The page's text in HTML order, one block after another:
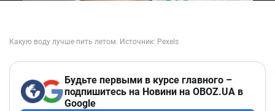
Будьте первыми в курсе главного –
подпишитесь на Новини на OBOZ.UA в
Google